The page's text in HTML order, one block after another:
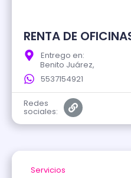
RENTA DE
Entrego en:
Benito Juárez,
5537154921
Redes
sociales:
Servicios